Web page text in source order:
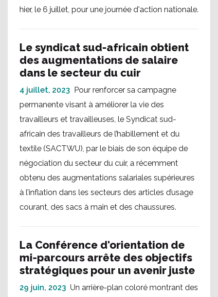
hier, le 6 juillet, pour une journée d'action nationale.
Le syndicat sud-africain obtient
des augmentations de salaire
dans le secteur du cuir
4 juillet, 2023 Pour renforcer sa campagne
permanente visant à améliorer la vie des
travailleurs et travailleuses, le Syndicat sud-
africain des travailleurs de l’habillement et du
textile (SACTWU), par le biais de son équipe de
négociation du secteur du cuir, a récemment
obtenu des augmentations salariales supérieures
à l’inflation dans les secteurs des articles d’usage
courant, des sacs à main et des chaussures.
La Conférence d'orientation de
mi-parcours arrête des objectifs
stratégiques pour un avenir juste
29 juin, 2023 Un arrière-plan coloré montrant des